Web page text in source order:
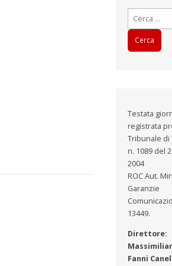
Ricerca
per:
Testata
registrata
Tribunale di
n. 1089 del
2004
ROC Aut.
Garanzie
13449.
Direttore:
Fanni